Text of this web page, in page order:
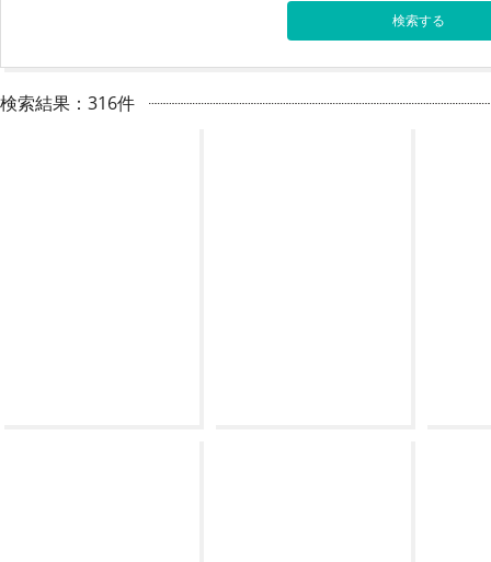
検索結果：316件